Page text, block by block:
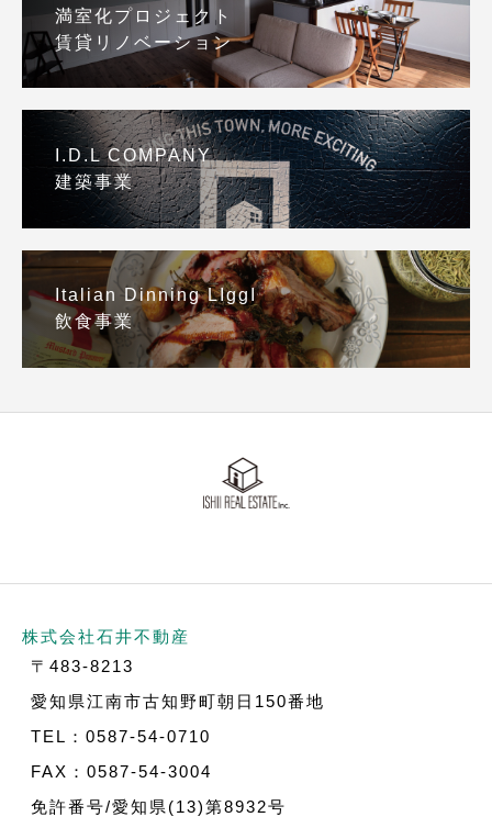
満室化プロジェクト
賃貸リノベーション
I.D.L COMPANY
建築事業
Italian Dinning LIggI
飲食事業
株式会社石井不動産
〒483-8213
愛知県江南市古知野町朝日150番地
TEL：0587-54-0710
FAX：0587-54-3004
免許番号/愛知県(13)第8932号